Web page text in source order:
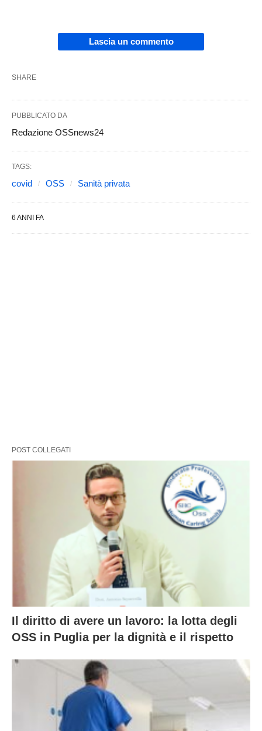
Lascia un commento
SHARE
PUBBLICATO DA
Redazione OSSnews24
TAGS:
covid OSS Sanità privata
6 ANNI FA
POST COLLEGATI
Il diritto di avere un lavoro: la lotta degli
OSS in Puglia per la dignità e il rispetto